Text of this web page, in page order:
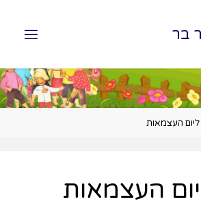
ר בר
העצמאות
העצמאות